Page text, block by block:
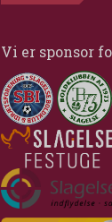
Vi er sponsor